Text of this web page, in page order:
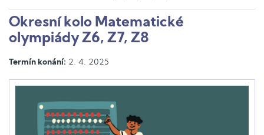
Okresní kolo Matematické
olympiády Z6, Z7, Z8
Termín konání: 2. 4. 2025